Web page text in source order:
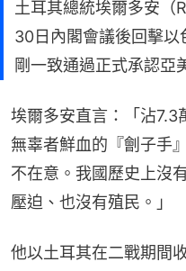
土耳其總統埃爾多安（
30日內閣會議後回擊以
剛一致通過正式承認亞
埃爾多安直言：「沾7.3
無辜者鮮血的『劊子手
不在意。我國歷史上沒
壓迫、也沒有殖民。」
他以土耳其在二戰期間